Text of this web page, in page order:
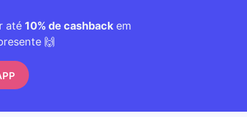
até 10% de cashback em
🙌